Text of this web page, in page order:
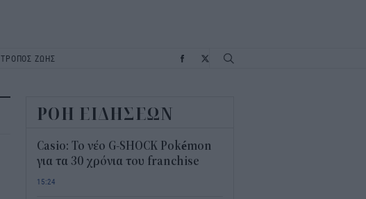
ΤΡΟΠΟΣ ΖΩΗΣ
ΡΟΗ ΕΙΔΗΣΕΩΝ
Casio: Το νέο G-SHOCK Pokémon
για τα 30 χρόνια του franchise
15:24